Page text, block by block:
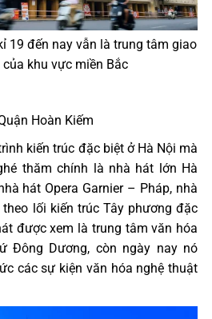
19 đến nay vẫn là trung tâm giao
khu vực miền Bắc
Hoàn Kiếm
kiến trúc đặc biệt ở Hà Nội mà
thăm chính là nhà hát lớn Hà
hát Opera Garnier – Pháp, nhà
lối kiến trúc Tây phương đặc
được xem là trung tâm văn hóa
Đông Dương, còn ngày nay nó
các sự kiện văn hóa nghệ thuật